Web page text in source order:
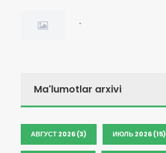
.
Ma'lumotlar arxivi
АВГУСТ 2026 (3) ИЮЛЬ 2026 (15)